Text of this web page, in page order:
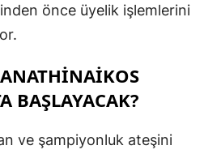
önce üyelik işlemlerini
BAŞLAYACAK?
ve şampiyonluk ateşini